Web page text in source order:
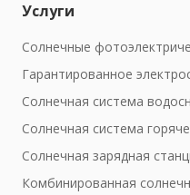
Услуги
Солнечные
Гарантированное
Солнечная система
Солнечная система
Солнечная зарядная
Комбинированная